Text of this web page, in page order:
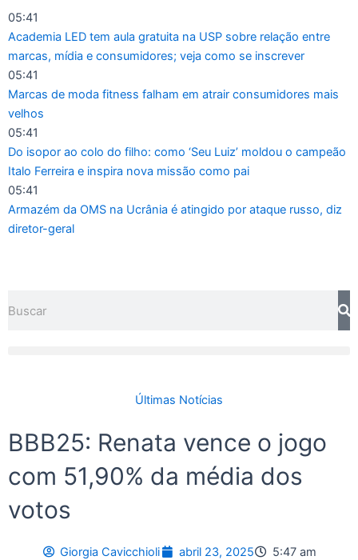
conteúdo
05:41
Academia LED tem aula gratuita na USP sobre relação entre
marcas, mídia e consumidores; veja como se inscrever
05:41
Marcas de moda fitness falham em atrair consumidores mais
velhos
05:41
Do isopor ao colo do filho: como ‘Seu Luiz’ moldou o campeão
Italo Ferreira e inspira nova missão como pai
05:41
Armazém da OMS na Ucrânia é atingido por ataque russo, diz
diretor-geral
Últimas Notícias
BBB25: Renata vence o jogo
com 51,90% da média dos
votos
Giorgia Cavicchioli abril 23, 2025
5:47 am